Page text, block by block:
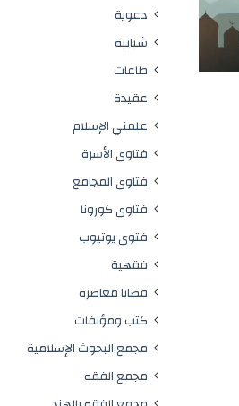
دعوية
شبابية
طاعات
عقيدة
علمني الإسلام
فتاوى الأسرة
فتاوى المجامع
فتاوى كورونا
فتوى يوتيوب
فقهية
قضايا معاصرة
كتب ومؤلفات
مجمع البحوث الإسلامية
مجمع الفقه